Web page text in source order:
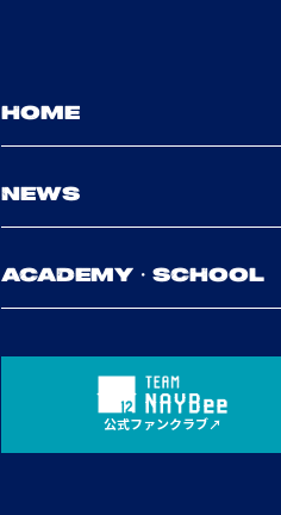
HOME
NEWS
ACADEMY・SCHOOL
公式ファンクラブ